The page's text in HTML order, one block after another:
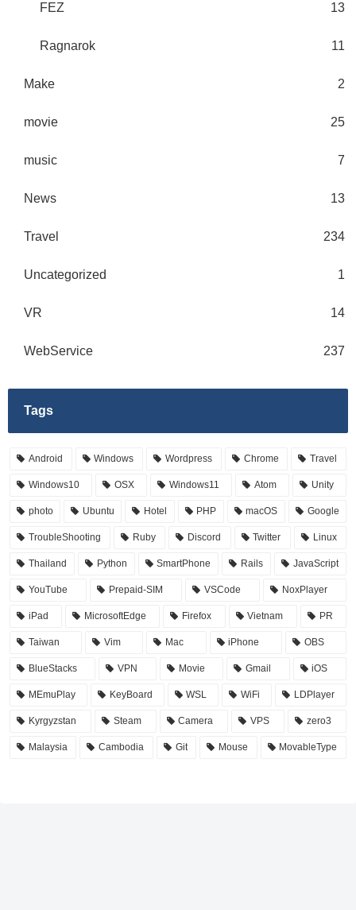
FEZ 13
Ragnarok 11
Make 2
movie 25
music 7
News 13
Travel 234
Uncategorized 1
VR 14
WebService 237
Tags
Android Windows Wordpress Chrome Travel
Windows10 OSX Windows11 Atom Unity
photo Ubuntu Hotel PHP macOS Google
TroubleShooting Ruby Discord Twitter Linux
Thailand Python SmartPhone Rails JavaScript
YouTube Prepaid-SIM VSCode NoxPlayer
iPad MicrosoftEdge Firefox Vietnam PR
Taiwan Vim Mac iPhone OBS
BlueStacks VPN Movie Gmail iOS
MEmuPlay KeyBoard WSL WiFi LDPlayer
Kyrgyzstan Steam Camera VPS zero3
Malaysia Cambodia Git Mouse MovableType